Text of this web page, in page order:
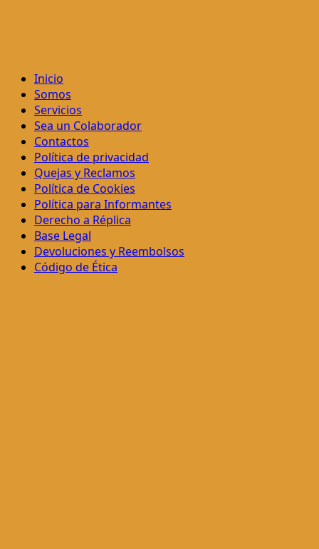
Inicio
Somos
Servicios
Sea un Colaborador
Contactos
Política de privacidad
Quejas y Reclamos
Política de Cookies
Política para Informantes
Derecho a Réplica
Base Legal
Devoluciones y Reembolsos
Código de Ética